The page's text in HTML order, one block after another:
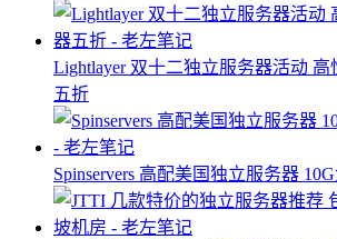
Lightlayer 双十二独立服务器活动
五折
Spinservers 高配美国独立服务器